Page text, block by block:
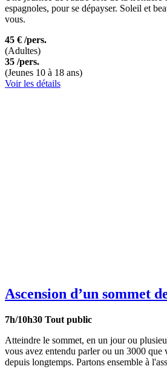
espagnoles, pour se dépayser. Soleil et
vous.
45 € /pers.
(Adultes)
35 /pers.
(Jeunes 10 à 18 ans)
Voir les détails
Ascension d’un sommet
7h/10h30 Tout public
Atteindre le sommet, en un jour ou
vous avez entendu parler ou un 3000 que
depuis longtemps. Partons ensemble à